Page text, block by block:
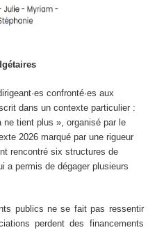
confronté·es aux
dans un contexte particulier :
tient plus », organisé par le
2026 marqué par une rigueur
rencontré six structures de
a permis de dégager plusieurs
publics ne se fait pas ressentir
perdent des financements